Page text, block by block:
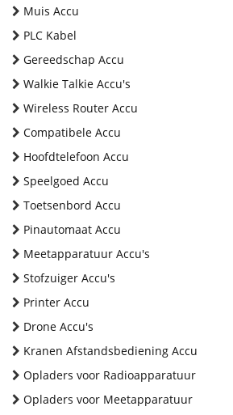
Muis Accu
PLC Kabel
Gereedschap Accu
Walkie Talkie Accu's
Wireless Router Accu
Compatibele Accu
Hoofdtelefoon Accu
Speelgoed Accu
Toetsenbord Accu
Pinautomaat Accu
Meetapparatuur Accu's
Stofzuiger Accu's
Printer Accu
Drone Accu's
Kranen Afstandsbediening Accu
Opladers voor Radioapparatuur
Opladers voor Meetapparatuur